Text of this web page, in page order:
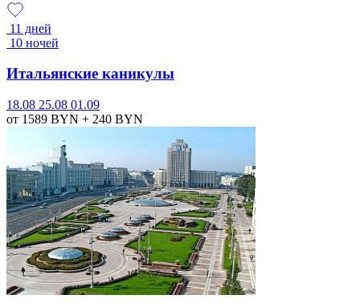
11 дней
10 ночей
Итальянские каникулы
18.08 25.08 01.09
от 1589 BYN + 240 BYN